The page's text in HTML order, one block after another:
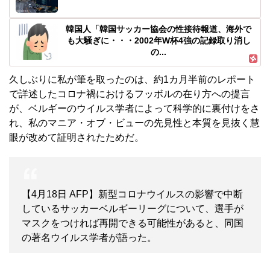
韓国人「韓国サッカー協会の性接待報道、海外で
も大騒ぎに・・・2002年W杯4強の記録取り消し
の...
久しぶりに私が筆を取ったのは、約1カ月半前のレポート
で詳述したコロナ禍におけるフッボルの在り方への提言
が、ベルギーのウイルス学者によって科学的に裏付けをさ
れ、私のマニア・オブ・ビューの先見性と本質を見抜く慧
眼が改めて証明されたためだ。
【4月18日 AFP】新型コロナウイルスの影響で中断
しているサッカーベルギーリーグについて、選手が
マスクをつければ再開できる可能性があると、同国
の著名ウイルス学者が語った。